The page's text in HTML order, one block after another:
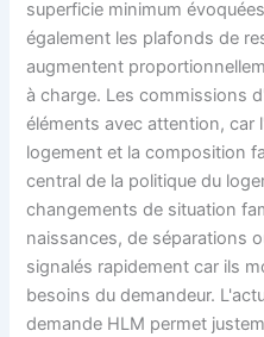
superficie minimum
également les plafonds de
augmentent
à charge. Les commissions
éléments avec attention, car
logement et la composition
central de la politique du
changements de situation
naissances, de séparations
signalés rapidement car ils
besoins du demandeur.
demande HLM permet